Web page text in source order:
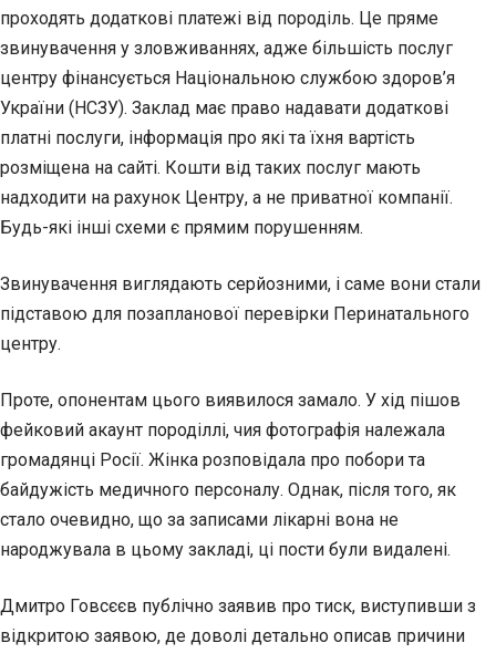
проходять додаткові платежі від породіль. Це пряме
звинувачення у зловживаннях, адже більшість послуг
центру фінансується Національною службою здоров’я
України (НСЗУ). Заклад має право надавати додаткові
платні послуги, інформація про які та їхня вартість
розміщена на сайті. Кошти від таких послуг мають
надходити на рахунок Центру, а не приватної компанії.
Будь-які інші схеми є прямим порушенням.
Звинувачення виглядають серйозними, і саме вони стали
підставою для позапланової перевірки Перинатального
центру.
Проте, опонентам цього виявилося замало. У хід пішов
фейковий акаунт породіллі, чия фотографія належала
громадянці Росії. Жінка розповідала про побори та
байдужість медичного персоналу. Однак, після того, як
стало очевидно, що за записами лікарні вона не
народжувала в цьому закладі, ці пости були видалені.
Дмитро Говсєєв публічно заявив про тиск, виступивши з
відкритою заявою, де доволі детально описав причини